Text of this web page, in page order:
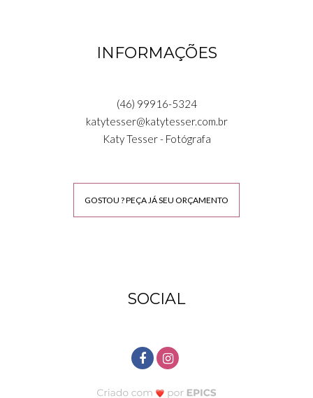
INFORMAÇÕES
(46) 99916-5324
katytesser@katytesser.com.br
Katy Tesser - Fotógrafa
GOSTOU ? PEÇA JÁ SEU ORÇAMENTO
SOCIAL